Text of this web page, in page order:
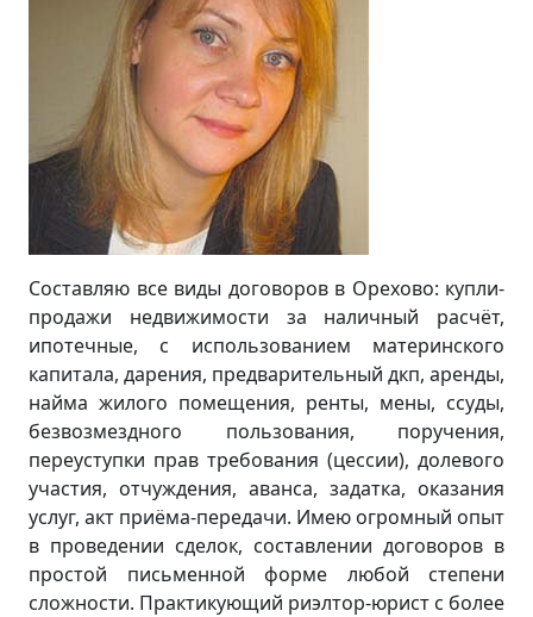
Составляю все виды договоров в Орехово: купли-
продажи недвижимости за наличный расчёт,
ипотечные, с использованием материнского
капитала, дарения, предварительный дкп, аренды,
найма жилого помещения, ренты, мены, ссуды,
безвозмездного пользования, поручения,
переуступки прав требования (цессии), долевого
участия, отчуждения, аванса, задатка, оказания
услуг, акт приёма-передачи. Имею огромный опыт
в проведении сделок, составлении договоров в
простой письменной форме любой степени
сложности. Практикующий риэлтор-юрист с более